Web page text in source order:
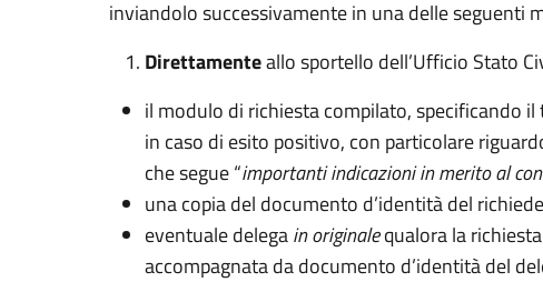
inviandolo successivamente in una delle seguenti
Direttamenteallo sportello dell’Ufficio Stato
il modulo di richiesta compilato, specificando
in caso di esito positivo, con particolare
che segue “importanti indicazioni in merito al
una copia del documento d’identità del
eventuale delegain originalequalora la
accompagnata da documento d’identità del